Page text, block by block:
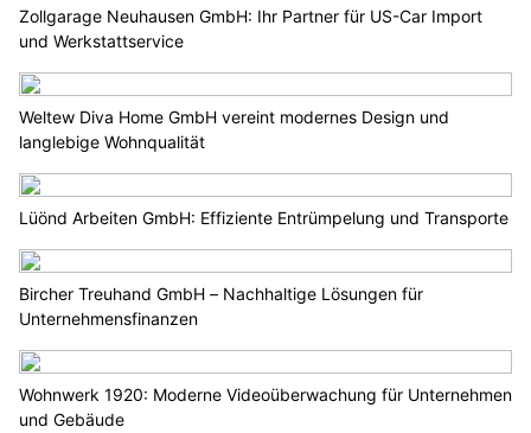
Zollgarage Neuhausen GmbH: Ihr Partner für US-Car Import
und Werkstattservice
Weltew Diva Home GmbH vereint modernes Design und
langlebige Wohnqualität
Lüönd Arbeiten GmbH: Effiziente Entrümpelung und Transporte
Bircher Treuhand GmbH – Nachhaltige Lösungen für
Unternehmensfinanzen
Wohnwerk 1920: Moderne Videoüberwachung für Unternehmen
und Gebäude